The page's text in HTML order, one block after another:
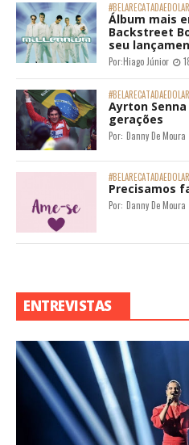
#BELARECATADAEDOLAR
Álbum mais
Backstreet
seu
Por:Hiago Júnior
#BELARECATADAEDOLAR
Ayrton
gerações
Por: Danny De Moura
#BELARECATADAEDOLAR
Precisamos
Por: Danny De Moura
ENTREVISTAS